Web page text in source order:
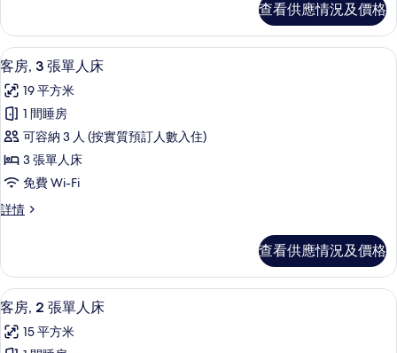
張
標
準
雙
人
床
的
相
片
1
張
標
雙
人
床
詳
情
查看供應情況及價格
載
入
所
有
客
房,
張
人
床
的
相
客房, 3 張單人床 | 房內夾萬、書桌、
7
客房, 3 張單人床
19 平方米
1 間睡房
可容納 3 人 (按實質預訂人數入住)
3 張單人床
免費 Wi-Fi
詳情
客
單
人
床
情
查看供應情況及價格
載
入
所
客房, 2 張單人床 | 房內夾萬、書桌、
5
客房, 2 張單人床
15 平方米